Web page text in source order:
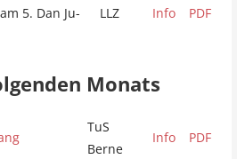
5. Dan Ju-
LLZ Info PDF
Monats
TuS
Berne
Info PDF